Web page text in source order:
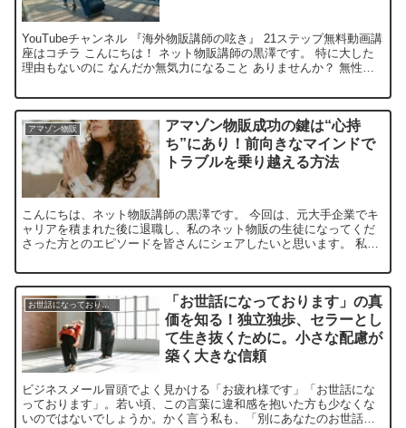
YouTubeチャンネル 『海外物販講師の呟き』 21ステップ無料動画講
座はコチラ こんにちは！ ネット物販講師の黒澤です。 特に大した
理由もないのに なんだか無気力になること ありませんか？ 無性に
アマゾン物販
アマゾン物販成功の鍵は“心持
ち”にあり！前向きなマインドで
トラブルを乗り越える方法
こんにちは、ネット物販講師の黒澤です。 今回は、元大手企業でキ
ャリアを積まれた後に退職し、私のネット物販の生徒になってくだ
さった方とのエピソードを皆さんにシェアしたいと思います。 私た
お世話になっております
「お世話になっております」の真
価を知る！独立独歩、セラーとし
て生き抜くために。小さな配慮が
築く大きな信頼
ビジネスメール冒頭でよく見かける「お疲れ様です」「お世話にな
っております」。若い頃、この言葉に違和感を抱いた方も少なくな
いのではないでしょうか。かく言う私も、「別にあなたのお世話は